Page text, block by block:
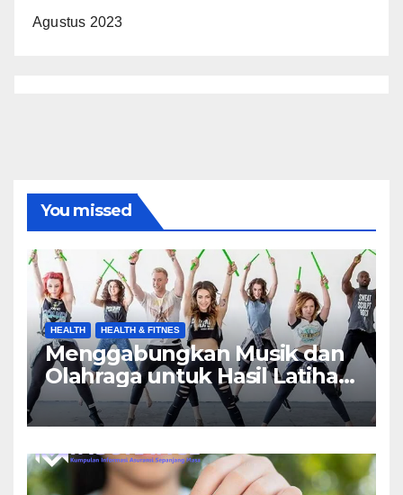
Agustus 2023
You missed
HEALTH HEALTH & FITNES
Menggabungkan Musik dan
Olahraga untuk Hasil Latihan
yang Maksimal